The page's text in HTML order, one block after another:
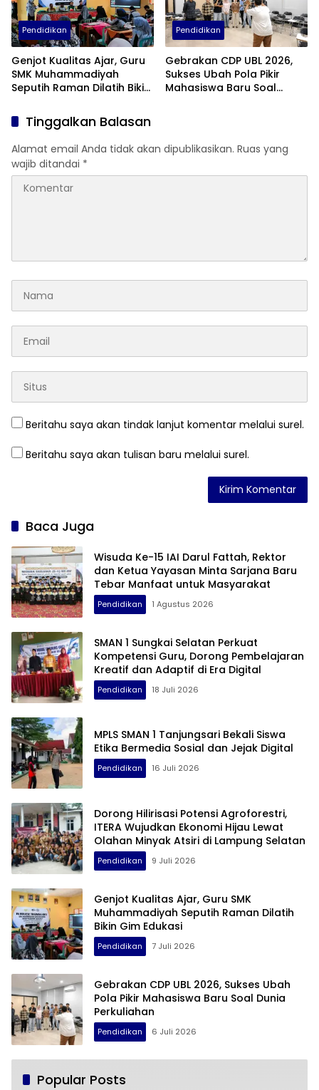
Pendidikan
Genjot Kualitas Ajar, Guru
SMK Muhammadiyah
Seputih Raman Dilatih Bikin
Pendidikan
Gebrakan CDP UBL 2026,
Sukses Ubah Pola Pikir
Mahasiswa Baru Soal
Tinggalkan Balasan
Alamat email Anda tidak akan dipublikasikan. Ruas yang
wajib ditandai *
Beritahu saya akan tindak lanjut komentar melalui surel.
Beritahu saya akan tulisan baru melalui surel.
Baca Juga
Wisuda Ke-15 IAI Darul Fattah, Rektor
dan Ketua Yayasan Minta Sarjana Baru
Tebar Manfaat untuk Masyarakat
Pendidikan 1 Agustus 2026
SMAN 1 Sungkai Selatan Perkuat
Kompetensi Guru, Dorong Pembelajaran
Kreatif dan Adaptif di Era Digital
Pendidikan 18 Juli 2026
MPLS SMAN 1 Tanjungsari Bekali Siswa
Etika Bermedia Sosial dan Jejak Digital
Pendidikan 16 Juli 2026
Dorong Hilirisasi Potensi Agroforestri,
ITERA Wujudkan Ekonomi Hijau Lewat
Olahan Minyak Atsiri di Lampung Selatan
Pendidikan 9 Juli 2026
Genjot Kualitas Ajar, Guru SMK
Muhammadiyah Seputih Raman Dilatih
Bikin Gim Edukasi
Pendidikan 7 Juli 2026
Gebrakan CDP UBL 2026, Sukses Ubah
Pola Pikir Mahasiswa Baru Soal Dunia
Perkuliahan
Pendidikan 6 Juli 2026
Popular Posts